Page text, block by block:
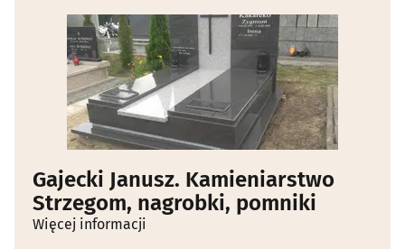
Gajecki Janusz. Kamieniarstwo
Strzegom, nagrobki, pomniki
Więcej informacji